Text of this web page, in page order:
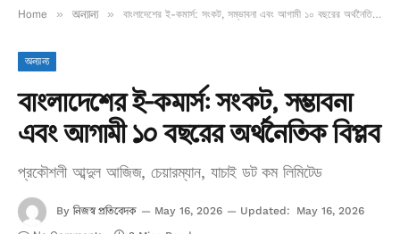
Home » অন্যান্য » বাংলাদেশের ই-কমার্স: সংকট, সম্ভাবনা এবং আগামী ১০ বছরের অর্থনৈতিক বিপ্লব
অন্যান্য
বাংলাদেশের ই-কমার্স: সংকট, সম্ভাবনা
এবং আগামী ১০ বছরের অর্থনৈতিক বিপ্লব
প্রকৌশলী আব্দুল আজিজ, চেয়ারম্যান, যাচাই ডট কম লিমিটেড
By নিজস্ব প্রতিবেদক May 16, 2026 Updated: May 16, 2026